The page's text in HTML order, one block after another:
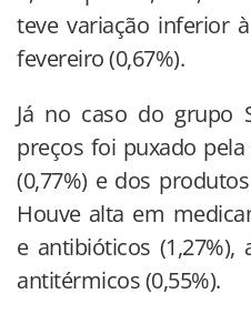
teve variação inferior
fevereiro (0,67%).
Já no caso do grupo
preços foi puxado
(0,77%) e dos
Houve alta em
e antibióticos (1,27%),
antitérmicos (0,55%).